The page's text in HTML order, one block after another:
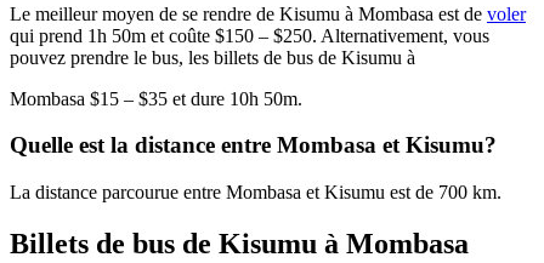
Le meilleur moyen de se rendre de Kisumu à Mombasa est de voler
qui prend 1h 50m et coûte $150 – $250. Alternativement, vous
pouvez prendre le bus, les billets de bus de Kisumu à
Mombasa $15 – $35 et dure 10h 50m.
Quelle est la distance entre Mombasa et Kisumu?
La distance parcourue entre Mombasa et Kisumu est de 700 km.
Billets de bus de Kisumu à Mombasa